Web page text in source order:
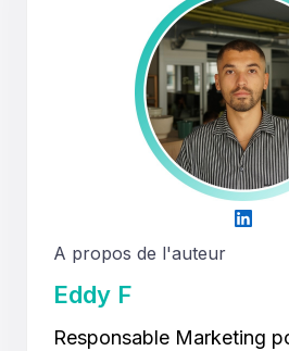
A propos de l'auteur
Eddy F
Responsable Marketing